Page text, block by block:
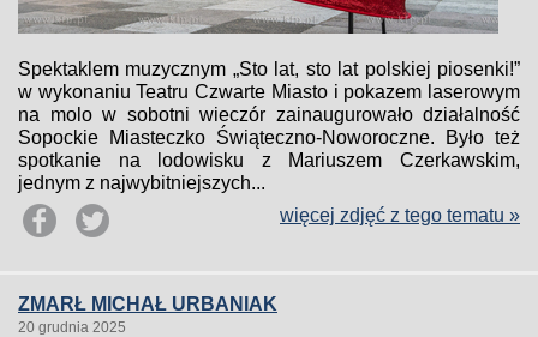
Spektaklem muzycznym „Sto lat, sto lat polskiej piosenki!”
w wykonaniu Teatru Czwarte Miasto i pokazem laserowym
na molo w sobotni wieczór zainaugurowało działalność
Sopockie Miasteczko Świąteczno-Noworoczne. Było też
spotkanie na lodowisku z Mariuszem Czerkawskim,
jednym z najwybitniejszych...
więcej zdjęć z tego tematu »
ZMARŁ MICHAŁ URBANIAK
20 grudnia 2025